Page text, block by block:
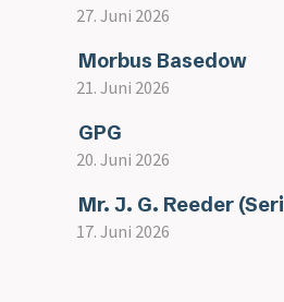
27. Juni 2026
Morbus Basedow
21. Juni 2026
GPG
20. Juni 2026
Mr. J. G. Reeder
17. Juni 2026